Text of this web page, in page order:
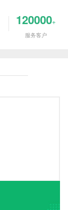
120000+
服务客户